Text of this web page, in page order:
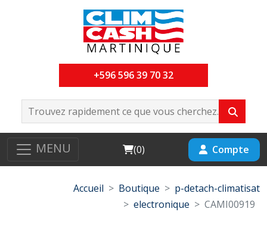
+596 596 39 70 32
MENU Cart
(0) Compte
Accueil Boutique
p-detach-climatisat
electronique
CAMI00919